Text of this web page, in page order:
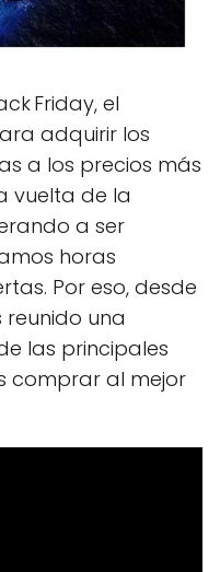
Friday, el
adquirir los
a los precios más
vuelta de la
a ser
horas
Por eso, desde
reunido una
las principales
comprar al mejor